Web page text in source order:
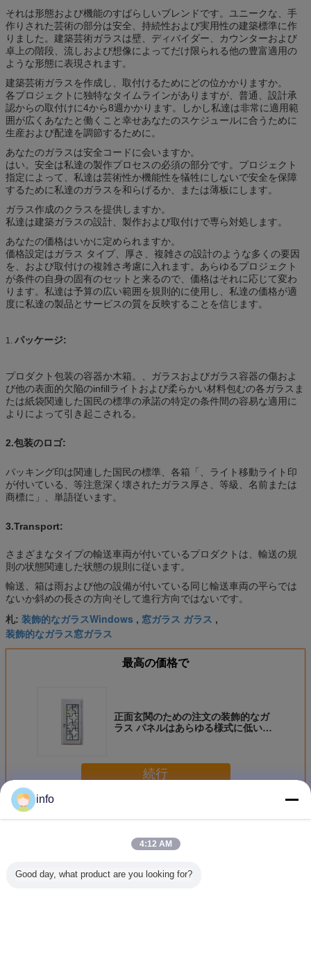
それは形態および機能のすばらしいブレンドです。ユニークな、手
作りされた芸術の部分は安全、持続性および実用性の建築標準に作
りました。建築芸術ガラスは壁、ディバイダー、カウンターおよび
卓上の階段、流しおよび想像によってだけ限られる他の豊富適用の
ような形態に表現されます。
建築芸術ガラスを作成し、取付けるためにどの位かかりますか。
各プロジェクトに独特なタイムラインがありますが、普通、設計承
認からの取付けに4から8週かかります。しかし私達は非常に適用範
囲が広くあなたと働くこと幸せあなたのスケジュールに合うために
生産および配達を調節するために。
あなたのガラスは安全コードに会いますか。
はい。安全は私達の製作プロセスの必須の部分です。プロジェクト
指定によって、私達は芸術性か機能性を犠牲にしないで安全を保障
するために私達のガラスを和らげるか、または薄板にします。
ガラス作成のクラスを提供しますか。
私達は建築ガラスの設計、製作および取付けで専ら対処します。
あなたの価格はいかに定められますか。
価格設定はガラス タイプ、厚さ、複雑さの設計のような多くの要因
を、および取付けの複雑さ考慮に入れます。あらゆるプロジェクト
が条件の自身の固有のセットと来るので、価格はそれに応じて変わ
ります。私達は予算の広い範囲を規則的に使用し、私達の価格が適
度に私達の製品とサービスの質を反映することを信じます。
1. パッケージ:
プロダクト包装の容器か木箱。、ガラスおよびガラス容器の傷およ
び他の表面的欠陥のinfillライトおよび柔らかい材料包むの各ガラスま
たは紙袋関連した国民の標準の承諾の特定の条件間の容易な適用に
よりによって引き起こされる。
2.包装のロゴ:
パッキング印は関連した国民の標準、各箱「、ライト移動ライト印
が付いている、等注意深く壊されたガラス厚さ、等級、名前または
商標に」、単語従います。
3.Transport:
さまざまなタイプの輸送車両が付いているプロダクトは、輸送の規
則の状態関連した状態の規則に従います。
輸送、箱は雨および他の設備が付いている同じ輸送車両の平らでは
ないか斜めの長さの方向そして進行方向ではないです。
札: 装飾的なガラスWindows , 窓ガラス ガラス ,
装飾的なガラス窓ガラス
最高の価格で
正面玄関のための注文の装飾的なガ
ラス パネルはあらゆる様式に低いE/
続行
多く緩和されたシャワー ガラス
info
4:12 AM
Good day, what product are you looking for?